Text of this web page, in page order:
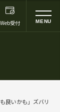
良いかも」ズバリ
Web受付 MENU